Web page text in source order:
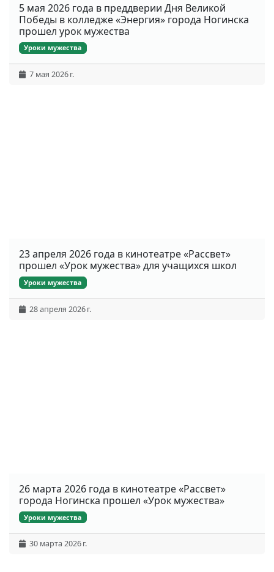
5 мая 2026 года в преддверии Дня Великой
Победы в колледже «Энергия» города Ногинска
прошел урок мужества
Уроки мужества
7 мая 2026 г.
23 апреля 2026 года в кинотеатре «Рассвет»
прошел «Урок мужества» для учащихся школ
Уроки мужества
28 апреля 2026 г.
26 марта 2026 года в кинотеатре «Рассвет»
города Ногинска прошел «Урок мужества»
Уроки мужества
30 марта 2026 г.